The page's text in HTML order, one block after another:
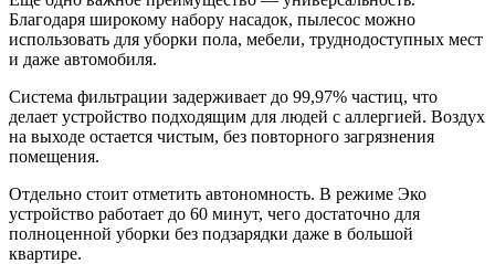
Благодаря широкому набору насадок, пылесос можно
использовать для уборки пола, мебели, труднодоступных мест
и даже автомобиля.
Система фильтрации задерживает до 99,97% частиц, что
делает устройство подходящим для людей с аллергией. Воздух
на выходе остается чистым, без повторного загрязнения
помещения.
Отдельно стоит отметить автономность. В режиме Эко
устройство работает до 60 минут, чего достаточно для
полноценной уборки без подзарядки даже в большой
квартире.